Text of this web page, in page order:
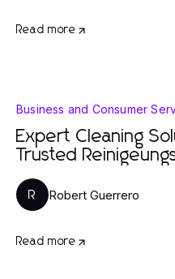
Read more
Business and Consumer
Expert Cleaning
Trusted
R Robert Guerrero
Read more